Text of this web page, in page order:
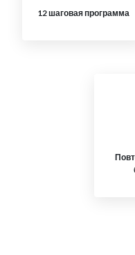
12 шаговая программа